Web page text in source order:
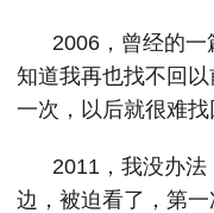
2006，曾经的一
知道我再也找不回
一次，以后就很难找
2011，我没办法
边，被迫看了，第